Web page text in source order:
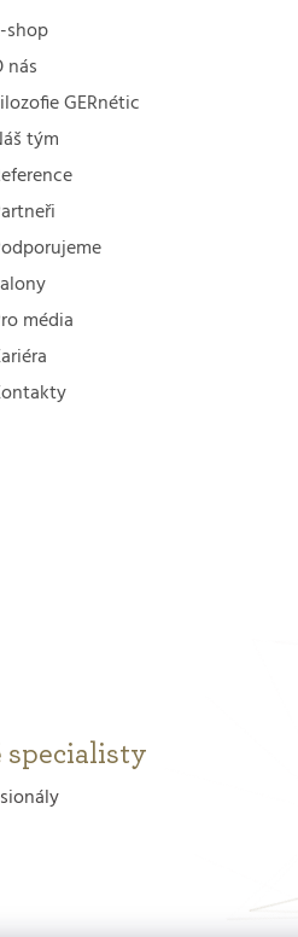
shop
nás
GERnétic
tým
média
specialisty